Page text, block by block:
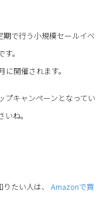
期で行う小規模セールイベ
。
開催されます。
プキャンペーンとなってい
ね。
たい人は、
Amazonで買